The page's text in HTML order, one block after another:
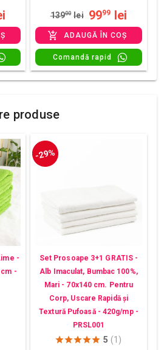
13900 lei 9999 lei
ADAUGĂ ÎN COȘ
Comandă rapid
produse
-
cm -
-29%
Set Prosoape 3+1 GRATIS -
Alb Imaculat, Bumbac 100%,
Mari - 70x140 cm. Pentru
Corp, Uscare Rapidă și
Textură Pufoasă - 420g/mp -
PRSL001
5 (1)